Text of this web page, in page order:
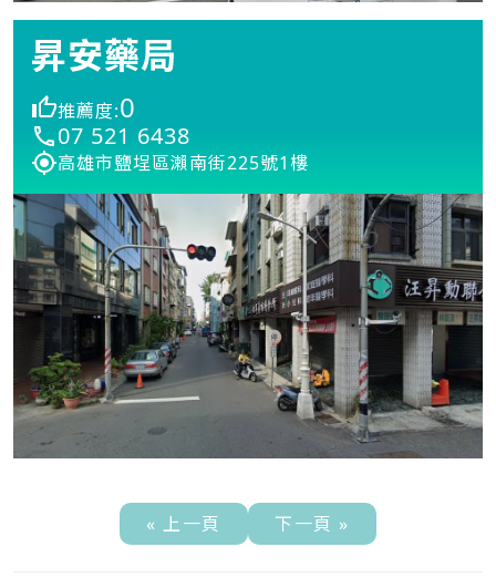
昇安藥局
推薦度:0
07 521 6438
高雄市鹽埕區瀨南街225號1樓
« 上一頁 下一頁 »